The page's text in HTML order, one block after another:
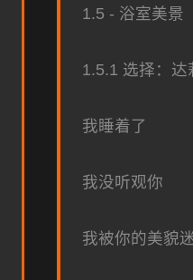
1.5 - 浴室美景
1.5.1 选择：达
我睡着了
我没听观你
我被你的美貌